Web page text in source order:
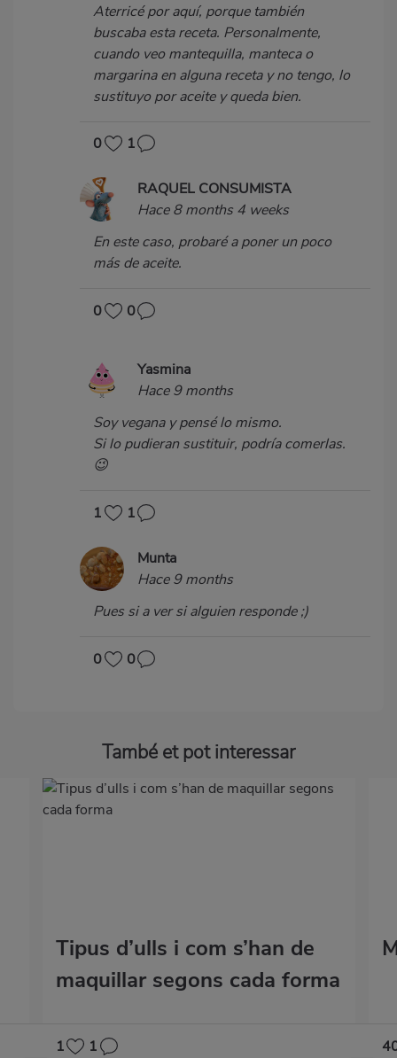
Aterricé por aquí, porque también
buscaba esta receta. Personalmente,
cuando veo mantequilla, manteca o
margarina en alguna receta y no tengo, lo
sustituyo por aceite y queda bien.
0 1
RAQUEL CONSUMISTA
Hace 8 months 4 weeks
En este caso, probaré a poner un poco
más de aceite.
0 0
Yasmina
Hace 9 months
Soy vegana y pensé lo mismo.
Si lo pudieran sustituir, podría comerlas.
😉
1 1
Munta
Hace 9 months
Pues si a ver si alguien responde ;)
0 0
També et pot interessar
Tipus d’ulls i com s’han de
maquillar segons cada forma
1 1